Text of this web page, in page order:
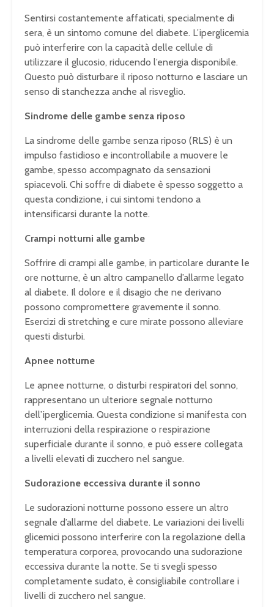
Sentirsi costantemente affaticati, specialmente di
sera, è un sintomo comune del diabete. L’iperglicemia
può interferire con la capacità delle cellule di
utilizzare il glucosio, riducendo l’energia disponibile.
Questo può disturbare il riposo notturno e lasciare un
senso di stanchezza anche al risveglio.
Sindrome delle gambe senza riposo
La sindrome delle gambe senza riposo (RLS) è un
impulso fastidioso e incontrollabile a muovere le
gambe, spesso accompagnato da sensazioni
spiacevoli. Chi soffre di diabete è spesso soggetto a
questa condizione, i cui sintomi tendono a
intensificarsi durante la notte.
Crampi notturni alle gambe
Soffrire di crampi alle gambe, in particolare durante le
ore notturne, è un altro campanello d’allarme legato
al diabete. Il dolore e il disagio che ne derivano
possono compromettere gravemente il sonno.
Esercizi di stretching e cure mirate possono alleviare
questi disturbi.
Apnee notturne
Le apnee notturne, o disturbi respiratori del sonno,
rappresentano un ulteriore segnale notturno
dell’iperglicemia. Questa condizione si manifesta con
interruzioni della respirazione o respirazione
superficiale durante il sonno, e può essere collegata
a livelli elevati di zucchero nel sangue.
Sudorazione eccessiva durante il sonno
Le sudorazioni notturne possono essere un altro
segnale d’allarme del diabete. Le variazioni dei livelli
glicemici possono interferire con la regolazione della
temperatura corporea, provocando una sudorazione
eccessiva durante la notte. Se ti svegli spesso
completamente sudato, è consigliabile controllare i
livelli di zucchero nel sangue.